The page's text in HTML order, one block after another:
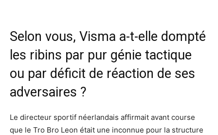
Selon vous, Visma a-t-elle dompté
les ribins par pur génie tactique
ou par déficit de réaction de ses
adversaires ?
Le directeur sportif néerlandais affirmait avant course
que le Tro Bro Leon était une inconnue pour la structure